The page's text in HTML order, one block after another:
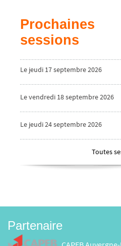
Prochaines
sessions
Le jeudi 17 septembre 2026
Le vendredi 18 septembre 2026
Le jeudi 24 septembre 2026
Toutes
Partenaire